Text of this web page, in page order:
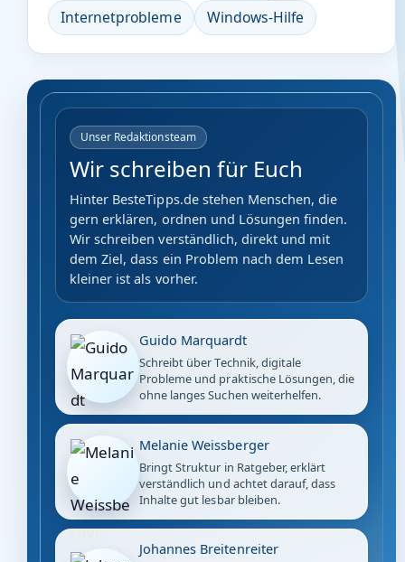
Internetprobleme
Windows-Hilfe
Unser Redaktionsteam
Wir schreiben für Euch
Hinter BesteTipps.de stehen Menschen, die
gern erklären, ordnen und Lösungen finden.
Wir schreiben verständlich, direkt und mit
dem Ziel, dass ein Problem nach dem Lesen
kleiner ist als vorher.
Guido Marquardt
Schreibt über Technik, digitale
Probleme und praktische Lösungen, die
ohne langes Suchen weiterhelfen.
Melanie Weissberger
Bringt Struktur in Ratgeber, erklärt
verständlich und achtet darauf, dass
Inhalte gut lesbar bleiben.
Johannes Breitenreiter